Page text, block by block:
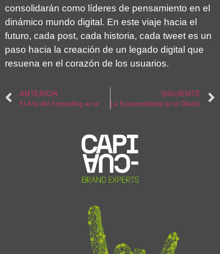
consolidarán como líderes de pensamiento en el
dinámico mundo digital. En este viaje hacia el
futuro, cada post, cada historia, cada tweet es un
paso hacia la creación de un legado digital que
resuena en el corazón de los usuarios.
ANTERIOR
El Arte del Storytelling en el Diseño Web
SIGUIENTE
La Sustentabilidad en el Diseño